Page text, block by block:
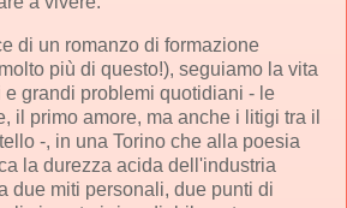
di un romanzo di formazione
più di questo!), seguiamo la vita
grandi problemi quotidiani - le
il primo amore, ma anche i litigi tra il
-, in una Torino che alla poesia
la durezza acida dell'industria
due miti personali, due punti di